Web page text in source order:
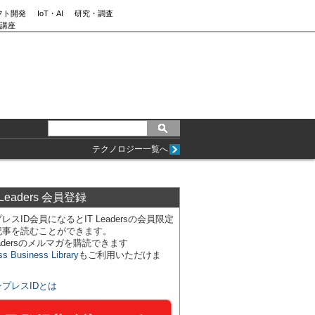
ト開発 IoT・AI
研究・調査
座
テクノロジー一覧へ
会員登録
スID会員になるとIT Leadersの会員限定
を読むことができます。
のメルマガを購読できます
Business Libraryもご利用いただけま
プレスIDとは